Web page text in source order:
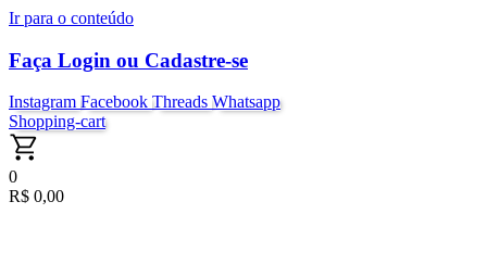
Ir para o conteúdo
Faça Login ou Cadastre-se
Instagram Facebook Threads Whatsapp
Shopping-cart
0
R$ 0,00